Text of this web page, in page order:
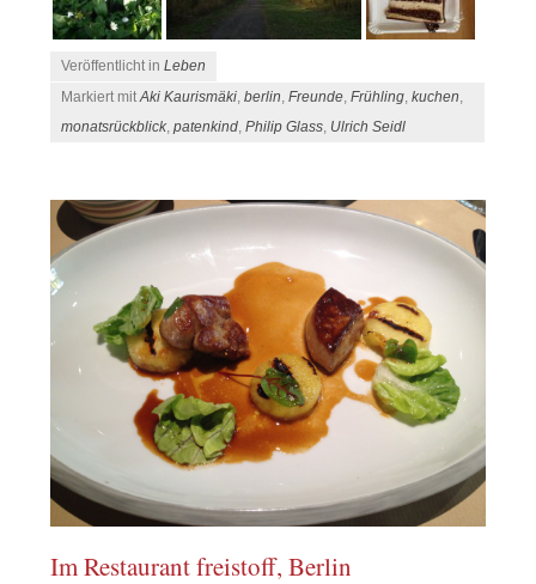
Veröffentlicht inLeben
Markiert mitAki Kaurismäki ,berlin ,Freunde ,Frühling ,kuchen
monatsrückblick ,patenkind ,Philip Glass Ulrich Seidl
Im Restaurant freistoff, Berlin